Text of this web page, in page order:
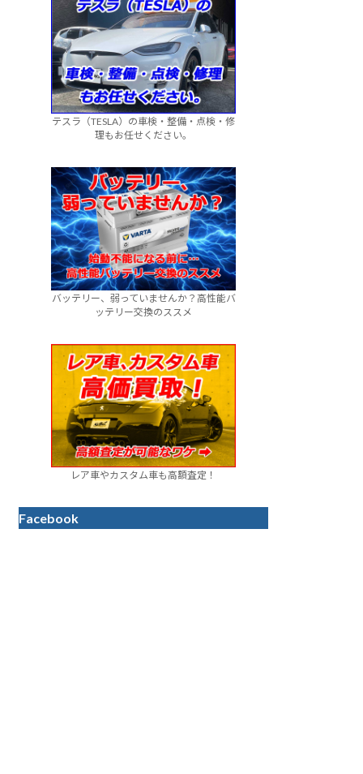
テスラ（TESLA）の車検・整備・点検・修
理もお任せください。
バッテリー、弱っていませんか？高性能バ
ッテリー交換のススメ
レア車やカスタム車も高額査定！
Facebook